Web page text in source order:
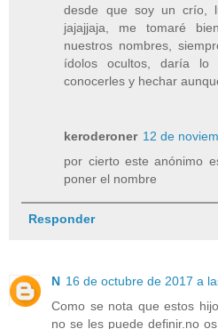
desde que soy un crío,
jajajjaja, me tomaré
nuestros nombres,
ídolos ocultos, daría
conocerles y hechar
keroderoner 12 de
por cierto este anónimo
poner el nombre
Responder
N 16 de octubre de 2017 a
Como se nota que estos
no se les puede definir.no